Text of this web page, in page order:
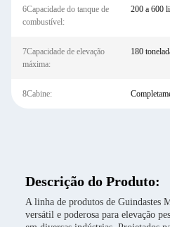
6Capacidade do tanque de
combustível:
200 a 600
7Capacidade de elevação
máxima:
180
8Cabine:
Descrição do Produto:
A linha de produtos de Guindastes
versátil e poderosa para elevação